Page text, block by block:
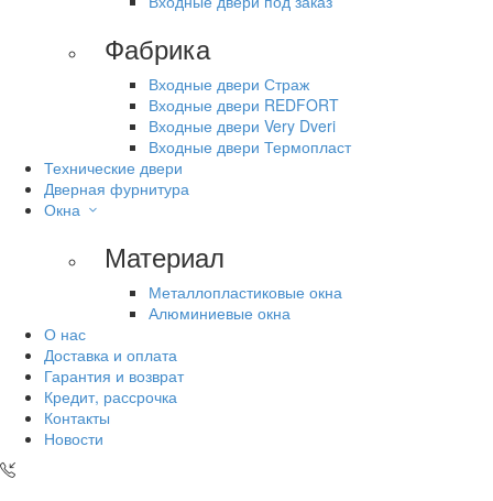
Фабрика
Входные двери Страж
Входные двери REDFORT
Входные двери Very Dveri
Входные двери Термопласт
Технические двери
Дверная фурнитура
Окна
Материал
Металлопластиковые окна
Алюминиевые окна
О нас
Доставка и оплата
Гарантия и возврат
Кредит, рассрочка
Контакты
Новости